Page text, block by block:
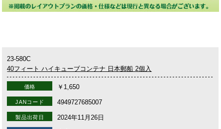
23-580C
40フィート ハイキューブコンテナ 日本郵船 2個入
価格 ￥1,650
JANコード 4949727685007
製品出荷日 2024年11月26日